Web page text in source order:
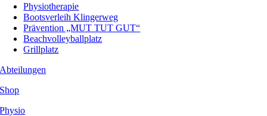
Physiotherapie
Bootsverleih Klingerweg
Prävention „MUT TUT GUT“
Beachvolleyballplatz
Grillplatz
Abteilungen
Shop
Physio